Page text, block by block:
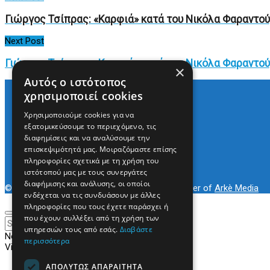
Γιώργος Τσίπρας: «Καρφιά» κατά του Νικόλα
Next Post
Γιώργος Τσίπρας: «Καρφιά» κατά του Νικόλα
Arkè Media Group
Radio Preveza 93
Arkè Advertising
Όροι και Προϋποθέσεις
Επικοινωνία
© 2022PrevezapostInspired byArkè Adv Partner of Arkè Media
No Result
View All Result
Αρχική
×
Αυτός ο ιστότοπος
χρησιμοποιεί cookies
Χρησιμοποιούμε cookies για να
εξατομικεύσουμε το περιεχόμενο, τις
διαφημίσεις και να αναλύσουμε την
επισκεψιμότητά μας. Μοιραζόμαστε επίσης
πληροφορίες σχετικά με τη χρήση του
ιστότοπού μας με τους συνεργάτες
διαφήμισης και ανάλυσης, οι οποίοι
ενδέχεται να τις συνδυάσουν με άλλες
πληροφορίες που τους έχετε παράσχει ή
που έχουν συλλέξει από τη χρήση των
υπηρεσιών τους από εσάς. Διαβάστε
περισσότερα
ΑΠΟΛΎΤΩΣ ΑΠΑΡΑΊΤΗΤΑ